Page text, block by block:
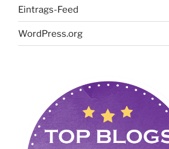
Eintrags-Feed
WordPress.org